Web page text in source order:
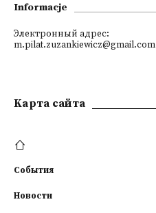
Informacje
Электронный адрес:
m.pilat.zuzankiewicz@gmail.com
Kарта сайта
События
Новости